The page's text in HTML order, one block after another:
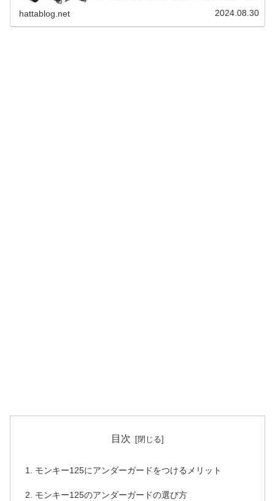
的です。 そこで、モンキー125のバイクカバーの選び方と
hattablog.net 2024.08.30
目次
モンキー125にアンダーガードをつけるメリット
モンキー125のアンダーガードの選び方